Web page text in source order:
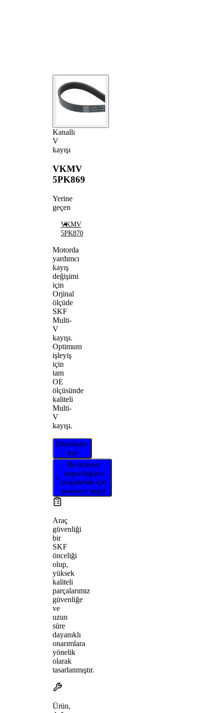
Kanallı
V
kayışı
VKMV
5PK869
Yerine
geçen
VKMV
5PK870
Motorda
yardımcı
kayış
değişimi
için
Orjinal
ölçüde
SKF
Multi-
V
kayışı.
Optimum
işleyiş
için
tam
OE
ölçüsünde
kaliteli
Multi-
V
kayışı.
Distribütör
bul
Bu ürünün
uygunluğunu
onaylamak için
aracınızı seçin
Araç
güvenliği
bir
SKF
önceliği
olup,
yüksek
kaliteli
parçalarımız
güvenliğe
ve
uzun
süre
dayanıklı
onarımlara
yönelik
olarak
tasarlanmıştır.
Ürün,